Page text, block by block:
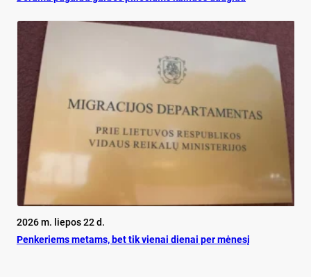
2026 m. liepos 22 d.
Pen­ke­riems me­tams, bet tik vie­nai die­nai per mė­ne­sį